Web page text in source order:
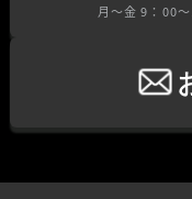
⽉〜⾦ 9：00